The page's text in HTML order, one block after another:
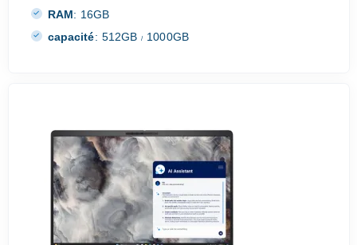
RAM: 16GB
capacité: 512GB/ 1000GB